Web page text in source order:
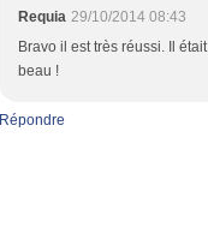
Requia 29/10/2014 08:43
Bravo il est très réussi. Il
beau !
Répondre